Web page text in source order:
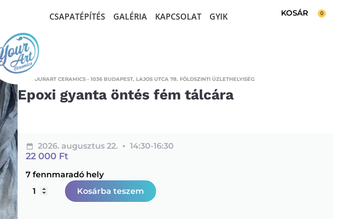
CSAPATÉPÍTÉS GALÉRIA KAPCSOLAT GYIK 0
YOURART CERAMICS - 1036 BUDAPEST, LAJOS UTCA 78. FÖLDSZINTI ÜZLETHELYISÉG
Epoxi gyanta öntés fém tálcára
2026. augusztus 22. 14:30-16:30
22 000 Ft
7 fennmaradó hely
Kosárba teszem